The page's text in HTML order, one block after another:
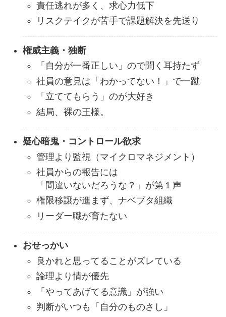
責任逃れが多く、求心力低下
リスクテイクが苦手で課題解決を先送り
権威主義・独断
「自分が一番正しい」ので聞く耳持たず
社員の意見は「わかってない！」で一蹴
「立ててもらう」のが大好き
結局、裸の王様。
疑心暗鬼・コントロール欲求
管理より監視（マイクロマネジメント）
社員からの報告には
「間違いないだろうな？」が第１声
権限移譲が進まず、ナベブタ組織
リーダー職が育たない
おせっかい
良かれと思ってることがズレている
論理より情が優先
「やってあげてる意識」が強い
判断がいつも「自分のものさし」